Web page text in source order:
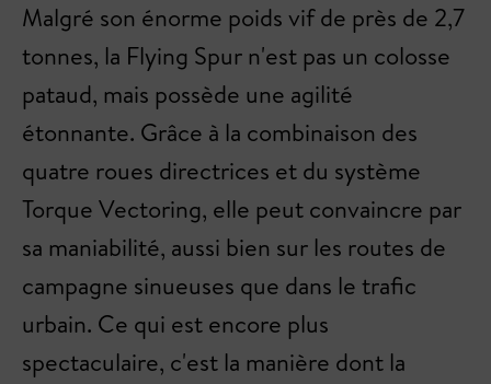
Malgré son énorme poids vif de près de 2,7
tonnes, la Flying Spur n'est pas un colosse
pataud, mais possède une agilité
étonnante. Grâce à la combinaison des
quatre roues directrices et du système
Torque Vectoring, elle peut convaincre par
sa maniabilité, aussi bien sur les routes de
campagne sinueuses que dans le trafic
urbain. Ce qui est encore plus
spectaculaire, c'est la manière dont la